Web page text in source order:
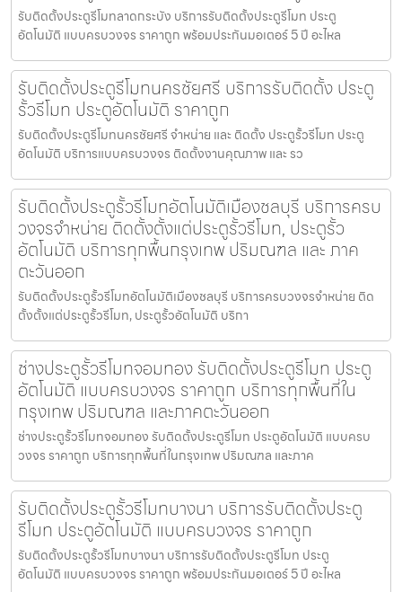
รับติดตั้งประตูรีโมทลาดกระบัง บริการรับติดตั้งประตูรีโมท ประตู
อัตโนมัติ แบบครบวงจร ราคาถูก พร้อมประกันมอเตอร์ 5 ปี อะไหล
รับติดตั้งประตูรีโมทนครชัยศรี บริการรับติดตั้ง ประตู
รั้วรีโมท ประตูอัตโนมัติ ราคาถูก
รับติดตั้งประตูรีโมทนครชัยศรี จำหน่าย และ ติดตั้ง ประตูรั้วรีโมท ประตู
อัตโนมัติ บริการแบบครบวงจร ติดตั้งงานคุณภาพ และ รว
รับติดตั้งประตูรั้วรีโมทอัตโนมัติเมืองชลบุรี บริการครบ
วงจรจำหน่าย ติดตั้งตั้งแต่ประตูรั้วรีโมท, ประตูรั้ว
อัตโนมัติ บริการทุกพื้นกรุงเทพ ปริมณฑล และ ภาค
ตะวันออก
รับติดตั้งประตูรั้วรีโมทอัตโนมัติเมืองชลบุรี บริการครบวงจรจำหน่าย ติด
ตั้งตั้งแต่ประตูรั้วรีโมท, ประตูรั้วอัตโนมัติ บริกา
ช่างประตูรั้วรีโมทจอมทอง รับติดตั้งประตูรีโมท ประตู
อัตโนมัติ แบบครบวงจร ราคาถูก บริการทุกพื้นที่ใน
กรุงเทพ ปริมณฑล และภาคตะวันออก
ช่างประตูรั้วรีโมทจอมทอง รับติดตั้งประตูรีโมท ประตูอัตโนมัติ แบบครบ
วงจร ราคาถูก บริการทุกพื้นที่ในกรุงเทพ ปริมณฑล และภาค
รับติดตั้งประตูรั้วรีโมทบางนา บริการรับติดตั้งประตู
รีโมท ประตูอัตโนมัติ แบบครบวงจร ราคาถูก
รับติดตั้งประตูรั้วรีโมทบางนา บริการรับติดตั้งประตูรีโมท ประตู
อัตโนมัติ แบบครบวงจร ราคาถูก พร้อมประกันมอเตอร์ 5 ปี อะไหล